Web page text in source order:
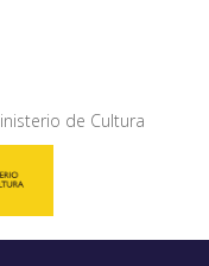
de Cultura